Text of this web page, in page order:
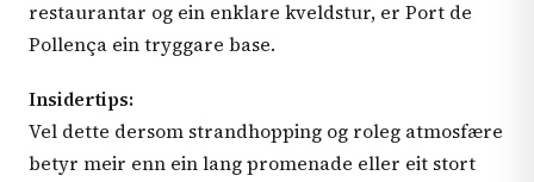
restaurantar og ein enklare kveldstur, er Port de
Pollença ein tryggare base.
Insidertips:
Vel dette dersom strandhopping og roleg atmosfære
betyr meir enn ein lang promenade eller eit stort